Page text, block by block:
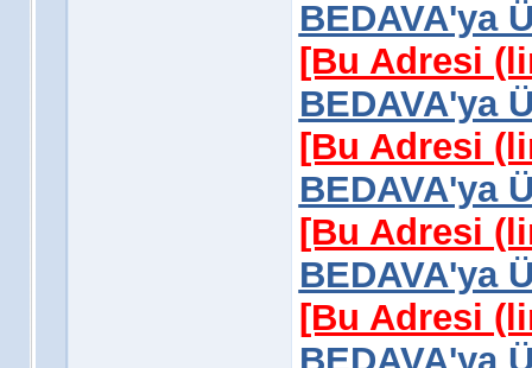
BEDAVA'ya
[Bu Adresi
BEDAVA'ya
[Bu Adresi
BEDAVA'ya
[Bu Adresi
BEDAVA'ya
[Bu Adresi